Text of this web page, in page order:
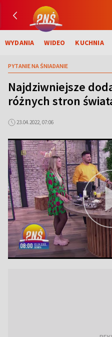
WYDANIA WIDEO KUCHNIA
PYTANIE NA ŚNIADANIE
Najdziwniejsze
różnych stron
23.04.2022, 07:06